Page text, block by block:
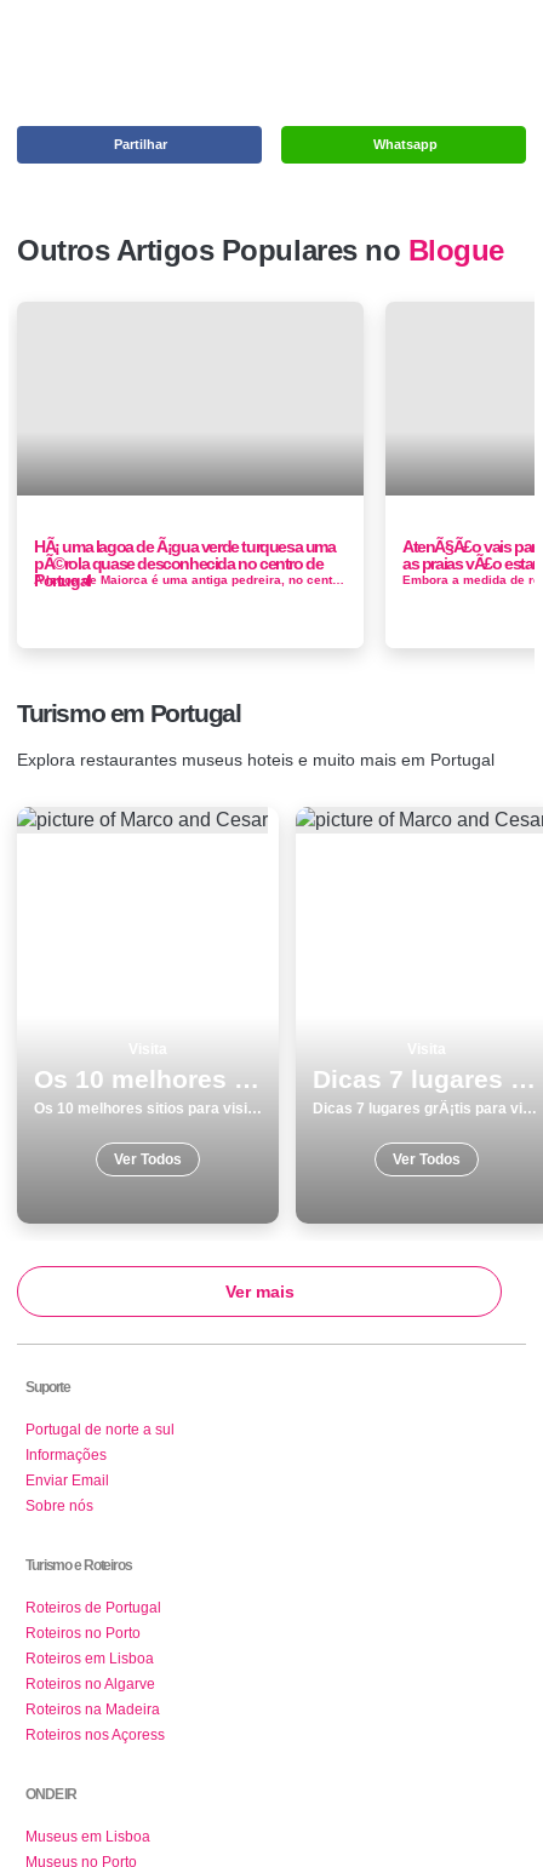
Whatsapp
Partilhar
Outros Artigos Populares no Blogue
HÃ¡ uma lagoa de Ã¡gua verde turquesa uma
pÃ©rola quase desconhecida no centro de
Portugal
A lagoa de Maiorca é uma antiga pedreira, no centro de Portugal, no concelho da Figueira da Foz. A água é azul-esverdeada e parec...
AtenÃ§Ã£o vais
as praias vÃ£o
Turismo em Portugal
Explora restaurantes museus hoteis e muito mais em Portugal
Os 10 melhores sitios para visitar em Barcelos
Os 10 melhores sitios para visitar em Barcelos
Ver Todos
Dicas 7 lugares grÃ¡tis para visitar em Odemira
Dicas 7 lugares grÃ¡tis para visitar em Odemira
Ver Todos
Ver mais
Suporte
Portugal de norte a sul
Informações
Enviar Email
Sobre nós
Turismo e Roteiros
Roteiros de Portugal
Roteiros no Porto
Roteiros em Lisboa
Roteiros no Algarve
Roteiros na Madeira
Roteiros nos Açoress
ONDE IR
Museus em Lisboa
Museus no Porto